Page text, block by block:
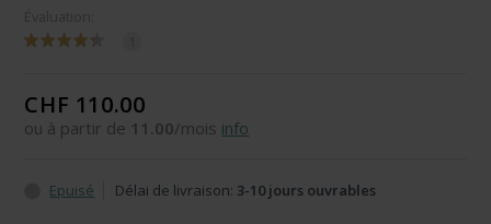
CHF 110.00
ou à partir de 11.00/mois info
Epuisé Délai de livraison: 3-10 jours ouvrables